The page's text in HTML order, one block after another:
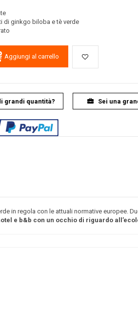
di ginkgo biloba e tè verde
Aggiungi al carrello
grandi quantità? Sei una
in regola con le attuali normative europee.
e b&b con un occhio di riguardo